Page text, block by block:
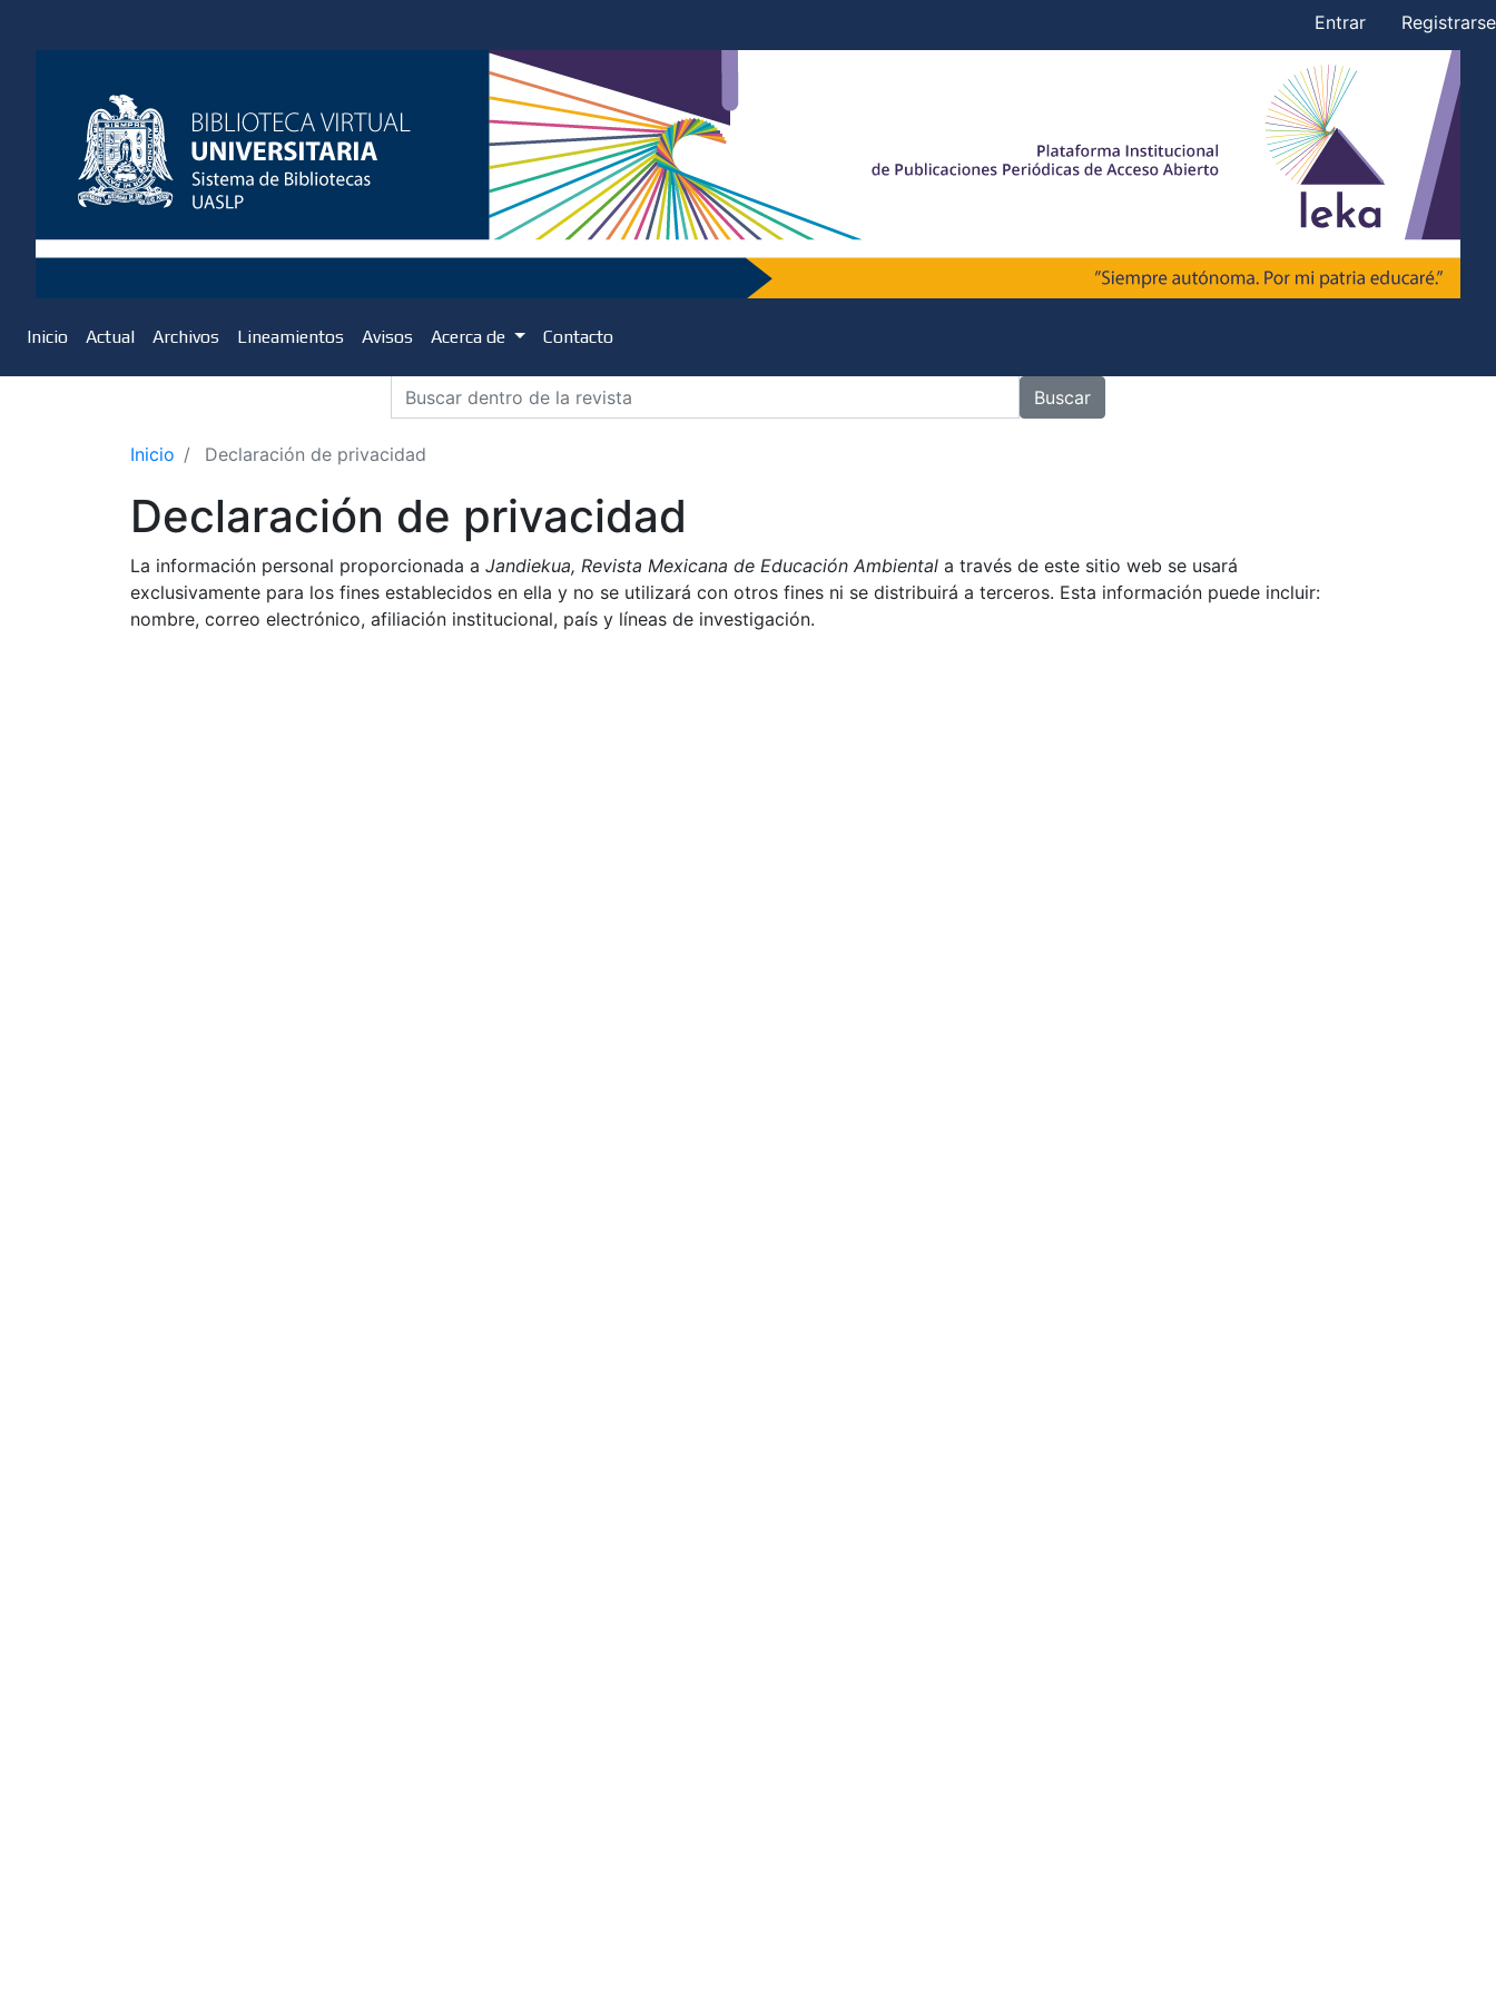
Entrar Registrarse
Inicio Actual Archivos Lineamientos Avisos Acerca de Contacto
Buscar
Inicio Declaración de privacidad
Declaración de privacidad
La información personal proporcionada a Jandiekua, Revista Mexicana de Educación Ambiental a través de este sitio web se usará
exclusivamente para los fines establecidos en ella y no se utilizará con otros fines ni se distribuirá a terceros. Esta información puede incluir:
nombre, correo electrónico, afiliación institucional, país y líneas de investigación.